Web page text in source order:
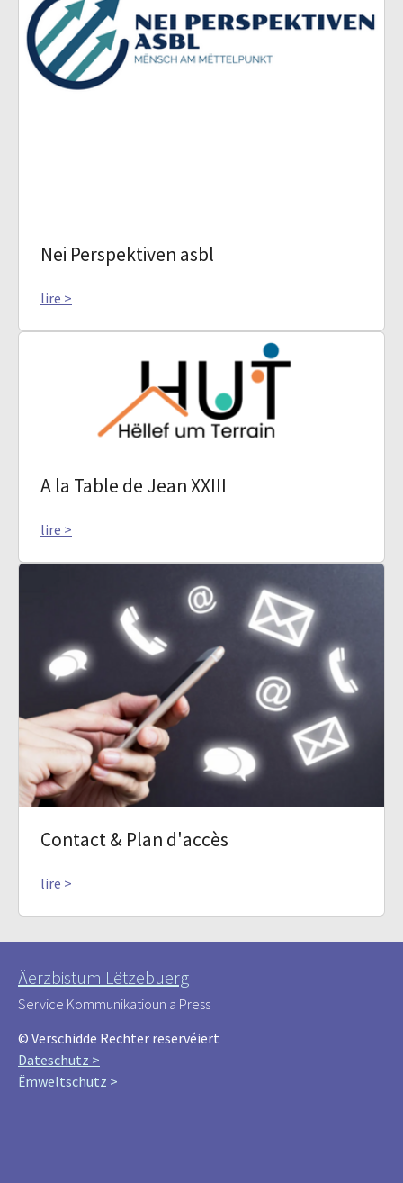
Nei Perspektiven asbl
lire >
A la Table de Jean XXIII
lire >
Contact & Plan d'accès
lire >
Äerzbistum Lëtzebuerg
Service Kommunikatioun a Press
© Verschidde Rechter reservéiert
Dateschutz >
Ëmweltschutz >